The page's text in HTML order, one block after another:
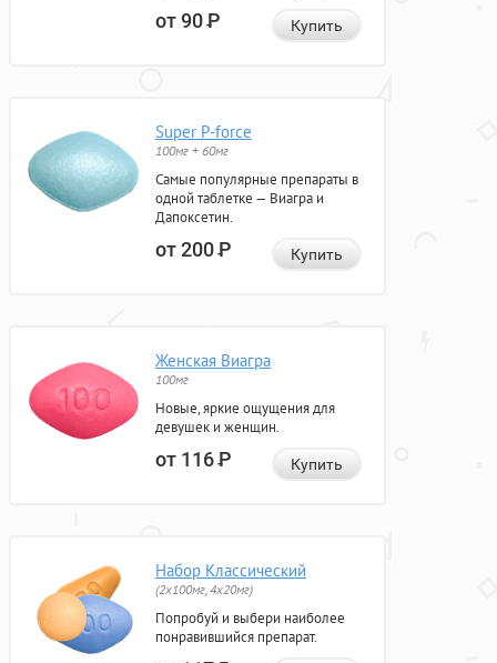
от 90Р Купить
Super P-force
100мг + 60мг
Самые популярные препараты в
одной таблетке — Виагра и
Дапоксетин.
от 200Р Купить
Женская Виагра
100мг
Новые, яркие ощущения для
девушек и женщин.
от 116Р Купить
Набор Классический
(2x100мг, 4x20мг)
Попробуй и выбери наиболее
понравившийся препарат.